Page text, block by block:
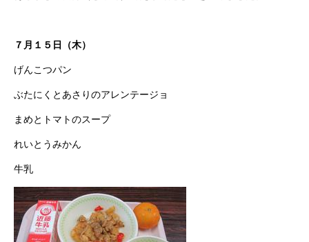
７月１５日（木）
げんこつパン
ぶたにくとあさりのアレンテージョ
まめとトマトのスープ
れいとうみかん
牛乳